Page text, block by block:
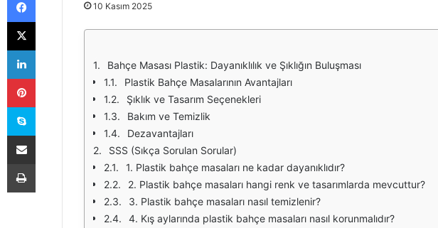
10 Kasım 2025
Bahçe Masası Plastik: Dayanıklılık ve Şıklığın Buluşması
Plastik Bahçe Masalarının Avantajları
Şıklık ve Tasarım Seçenekleri
Bakım ve Temizlik
Dezavantajları
SSS (Sıkça Sorulan Sorular)
1. Plastik bahçe masaları ne kadar dayanıklıdır?
2. Plastik bahçe masaları hangi renk ve tasarımlarda mevcuttur?
3. Plastik bahçe masaları nasıl temizlenir?
4. Kış aylarında plastik bahçe masaları nasıl korunmalıdır?
X
LinkedIn
Pinterest
Skype
E-Posta ile paylaş